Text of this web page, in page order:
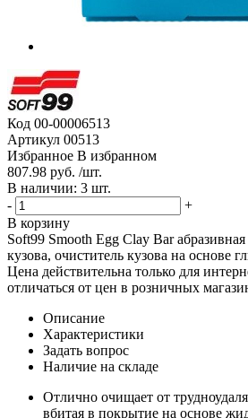
Код 00-00006513
Артикул 00513
Избранное В избранном
807.98 руб. /шт.
В наличии: 3 шт.
-
+
В корзину
Soft99 Smooth Egg Clay Bar
кузова, очиститель кузова на основе
Цена действительна только для
отличаться от цен в розничных
Описание
Характеристики
Задать вопрос
Наличие на складе
Отлично очищает от
вбитая в покрытие на основе